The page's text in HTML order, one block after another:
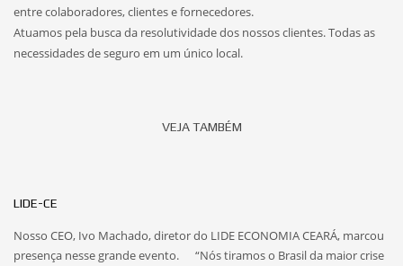
entre colaboradores, clientes e fornecedores.
Atuamos pela busca da resolutividade dos nossos clientes. Todas as
necessidades de seguro em um único local.
VEJA TAMBÉM
LIDE-CE
Nosso CEO, Ivo Machado, diretor do LIDE ECONOMIA CEARÁ, marcou
presença nesse grande evento. “Nós tiramos o Brasil da maior crise